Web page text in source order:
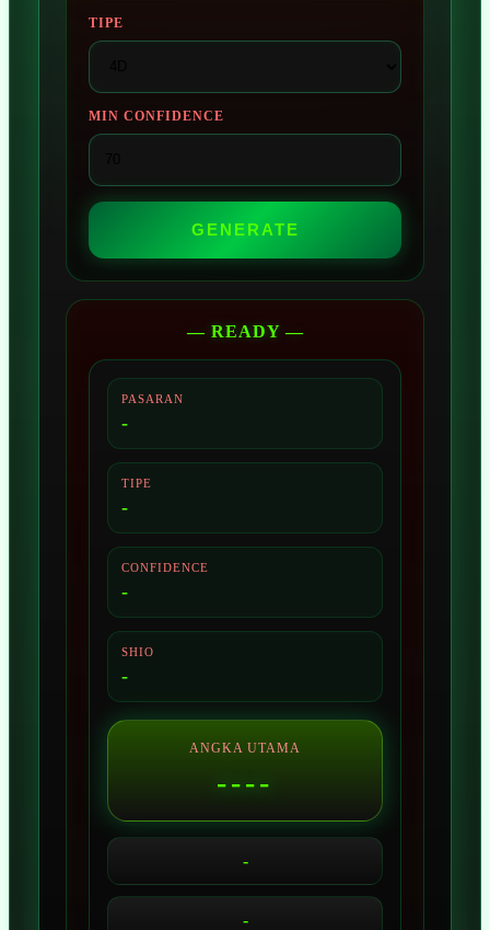
TIPE
MIN CONFIDENCE
GENERATE
— READY —
PASARAN
-
TIPE
-
CONFIDENCE
-
SHIO
-
ANGKA UTAMA
----
-
-